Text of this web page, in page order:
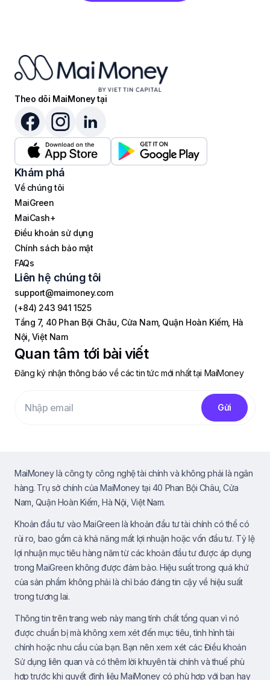
Theo dõi MaiMoney tại
Khám phá
Về chúng tôi
MaiGreen
MaiCash+
Điều khoản sử dụng
Chính sách bảo mật
FAQs
Liên hệ chúng tôi
support@maimoney.com
(+84) 243 941 1525
Tầng 7, 40 Phan Bội Châu, Cửa Nam, Quận Hoàn Kiếm, Hà
Nội, Việt Nam
Quan tâm tới bài viết
Đăng ký nhận thông báo về các tin tức mới nhất tại MaiMoney
Gửi
MaiMoney là công ty công nghệ tài chính và không phải là ngân
hàng. Trụ sở chính của MaiMoney tại 40 Phan Bội Châu, Cửa
Nam, Quận Hoàn Kiếm, Hà Nội, Việt Nam.
Khoản đầu tư vào MaiGreen là khoản đầu tư tài chính có thể có
rủi ro, bao gồm cả khả năng mất lợi nhuận hoặc vốn đầu tư. Tỷ lệ
lợi nhuận mục tiêu hàng năm từ các khoản đầu tư được áp dụng
trong MaiGreen không được đảm bảo. Hiệu suất trong quá khứ
của sản phẩm không phải là chỉ báo đáng tin cậy về hiệu suất
trong tương lai.
Thông tin trên trang web này mang tính chất tổng quan vì nó
được chuẩn bị mà không xem xét đến mục tiêu, tình hình tài
chính hoặc nhu cầu của bạn. Bạn nên xem xét các Điều khoản
Sử dụng liên quan và có thêm lời khuyên tài chính và thuế phù
hợp trước khi quyết định liệu MaiMoney có phù hợp với bạn hay